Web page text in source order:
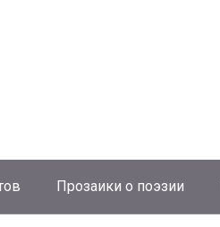
Прозаики о поэзии